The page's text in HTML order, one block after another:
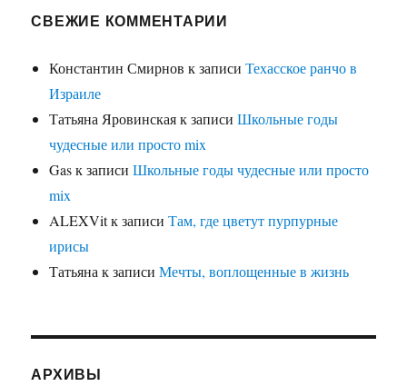
СВЕЖИЕ КОММЕНТАРИИ
Константин Смирнов к записиТехасское ранчо в
Израиле
Татьяна Яровинскаяк записиШкольные годы
чудесные или просто mix
Gasк записиШкольные годы чудесные или просто
mix
ALEXVitк записиТам, где цветут пурпурные
ирисы
Татьянак записиМечты, воплощенные в жизнь
АРХИВЫ